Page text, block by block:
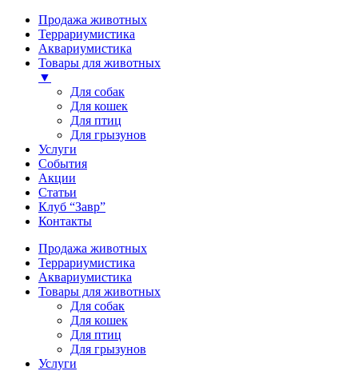
Продажа животных
Террариумистика
Аквариумистика
Товары для животных
▼
Для собак
Для кошек
Для птиц
Для грызунов
Услуги
События
Акции
Статьи
Клуб “Завр”
Контакты
Продажа животных
Террариумистика
Аквариумистика
Товары для животных
Для собак
Для кошек
Для птиц
Для грызунов
Услуги